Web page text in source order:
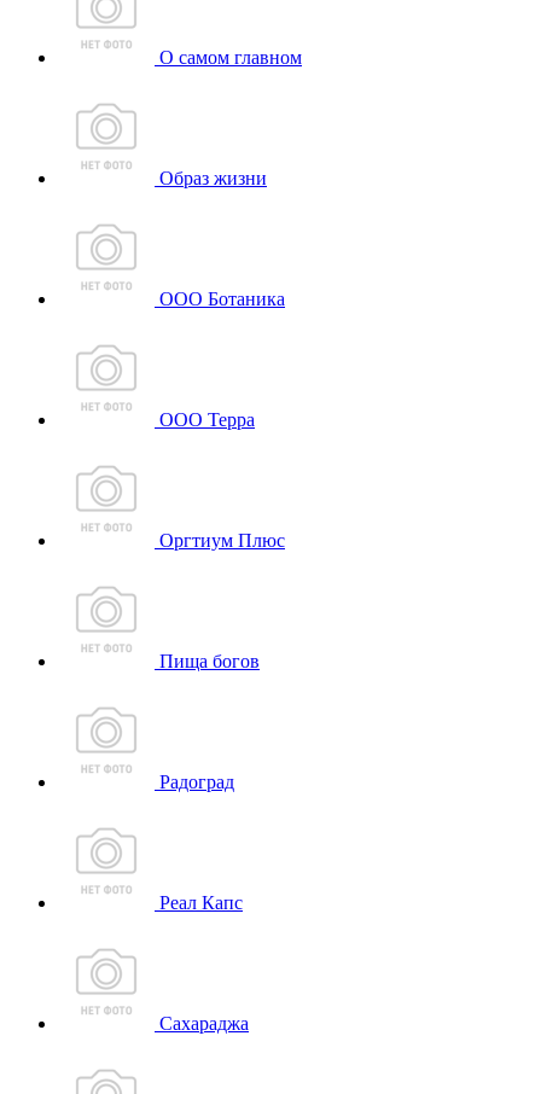
О самом главном
Образ жизни
ООО Ботаника
ООО Терра
Оргтиум Плюс
Пища богов
Радоград
Реал Капс
Сахараджа